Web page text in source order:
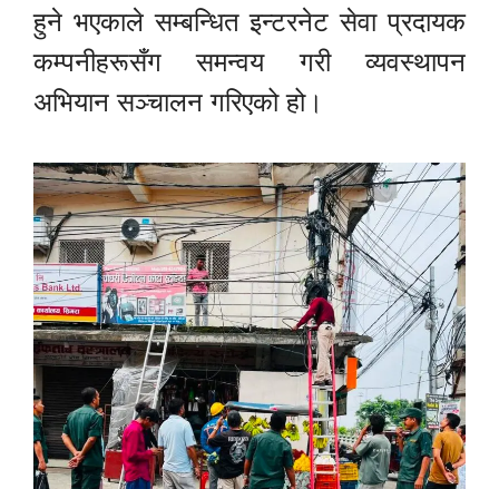
हुने भएकाले सम्बन्धित इन्टरनेट सेवा प्रदायक
कम्पनीहरूसँग समन्वय गरी व्यवस्थापन
अभियान सञ्चालन गरिएको हो।